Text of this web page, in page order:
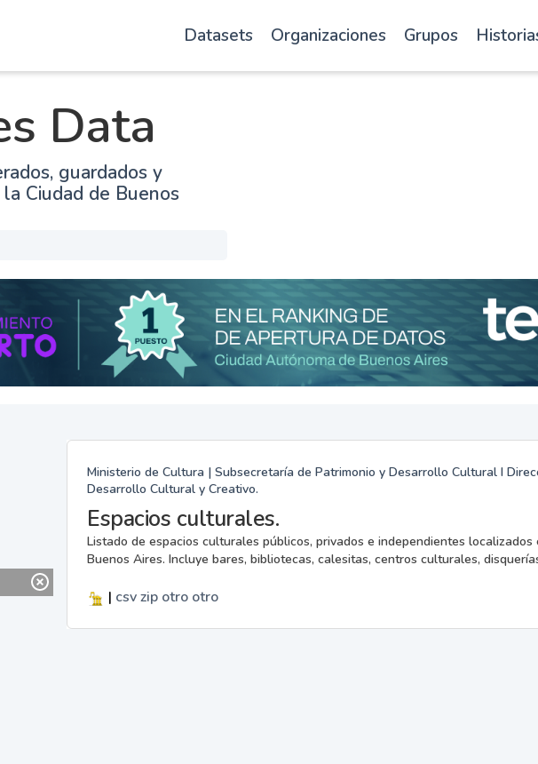
Datasets Organizaciones Grupos
Data
guardados y
Ciudad de Buenos
Ministerio de Cultura | Subsecretaría de Patrimonio y Desarrollo Cultural I
Desarrollo Cultural y Creativo.
Espacios culturales.
Listado de espacios culturales públicos, privados e independientes localizados
Buenos Aires. Incluye bares, bibliotecas, calesitas, centros culturales,
| csvzip otro otro